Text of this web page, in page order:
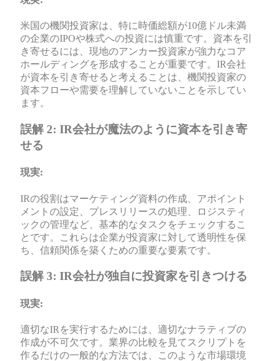
米国の機関投資家は、特に時価総額が10億ドル未満
の企業のIPOや株式への投資には慎重です。資本を引
き寄せるには、現地のアンカー投資家が強力なコア
ホールディングを形成することが重要です。IR会社
が資本を引き寄せると考えることは、機関投資家の
資本フローや需要を理解していないことを示してい
ます。
誤解 2: IR会社が魔法のように資本を引き寄
せる
現実:
IRの役割はマーケティング資料の作成、アポイント
メントの設定、プレスリリースの処理、ロジスティ
ックの管理など、基本的なタスクをチェックするこ
とです。これらは企業が投資家に対して透明性を保
ち、信頼関係を築くための重要な要素です。
誤解 3: IR会社が独自に投資家を引きつける
現実:
適切なIRを実行するためには、適切なナラティブの
作成が不可欠です。業界の比較を見てスクリプトを
作るだけの一般的な方法では、このような市場環境